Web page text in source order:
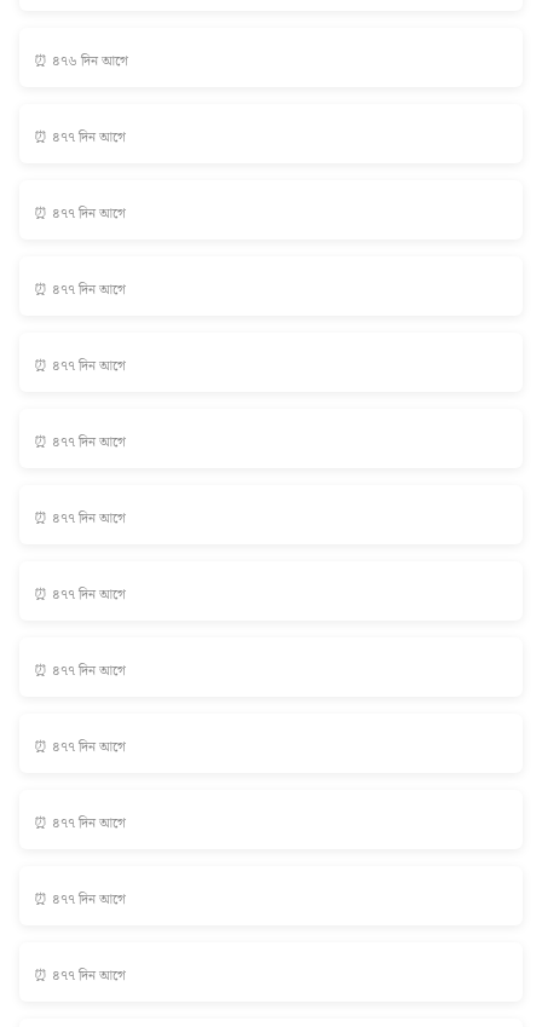
⏰ ৪৭৬ দিন আগে
⏰ ৪৭৭ দিন আগে
⏰ ৪৭৭ দিন আগে
⏰ ৪৭৭ দিন আগে
⏰ ৪৭৭ দিন আগে
⏰ ৪৭৭ দিন আগে
⏰ ৪৭৭ দিন আগে
⏰ ৪৭৭ দিন আগে
⏰ ৪৭৭ দিন আগে
⏰ ৪৭৭ দিন আগে
⏰ ৪৭৭ দিন আগে
⏰ ৪৭৭ দিন আগে
⏰ ৪৭৭ দিন আগে